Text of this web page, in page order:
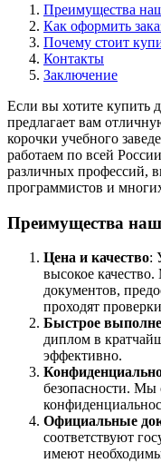
Преимущества
Как оформить
Почему стоит
Контакты
Заключение
Если вы хотите купить
предлагает вам
корочки учебного
работаем по всей
различных профессий,
программистов и
Преимущества
Цена и качество:
высокое
документов,
проходят
Быстрое
диплом в
эффективно.
безопасности. Мы
Официальные
соответствуют
имеют